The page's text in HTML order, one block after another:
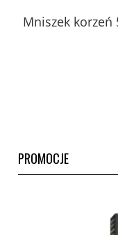
Mniszek korzeń
PROMOCJE